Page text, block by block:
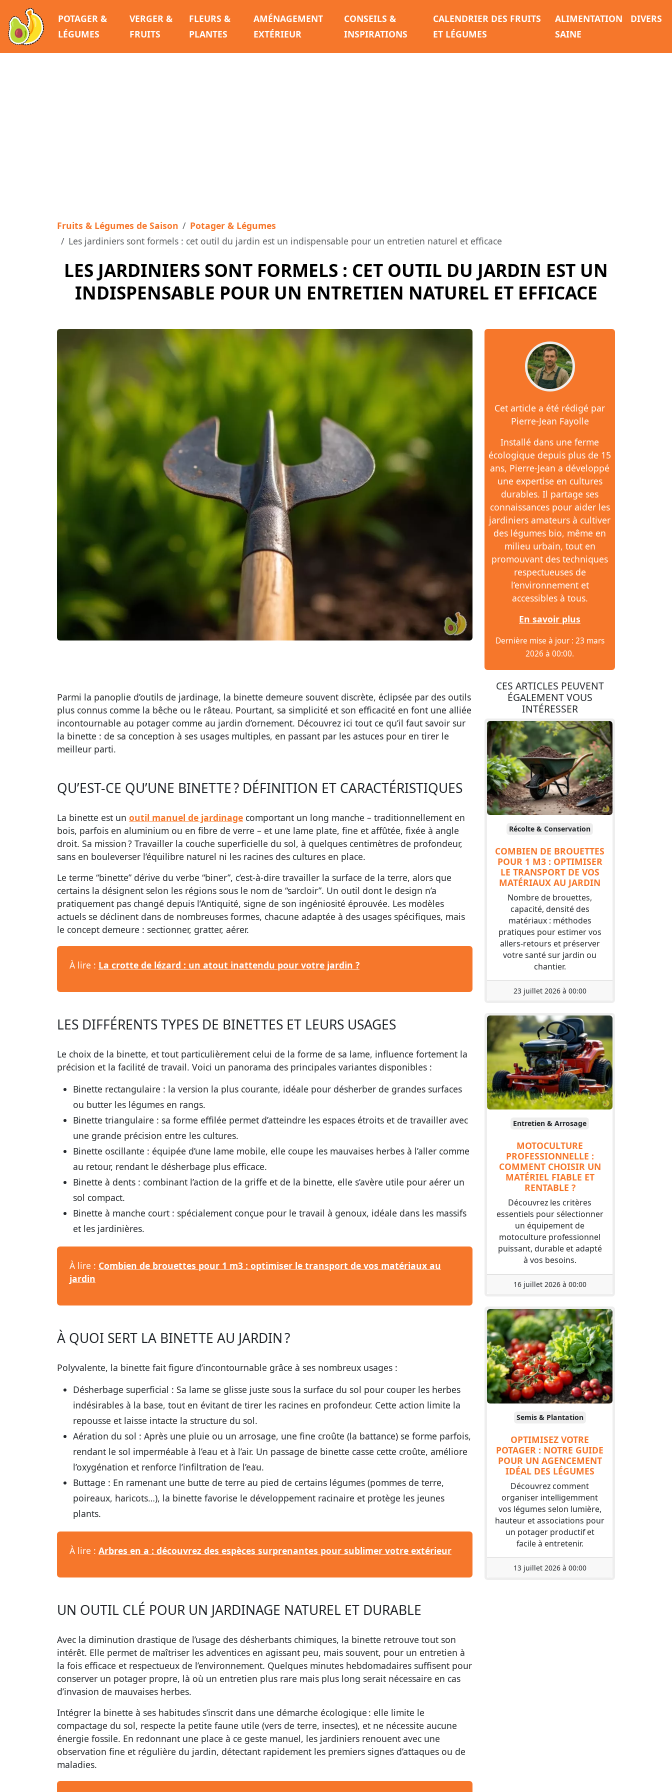
POTAGER &
LÉGUMES
VERGER &
FRUITS
FLEURS &
PLANTES
AMÉNAGEMENT
EXTÉRIEUR
CONSEILS &
INSPIRATIONS
CALENDRIER DES FRUITS
ET LÉGUMES
ALIMENTATION
SAINE
DIVERS
Fruits & Légumes de Saison
Potager & Légumes
Les jardiniers sont formels : cet outil du jardin est un indispensable pour un entretien naturel et efficace
LES JARDINIERS SONT FORMELS : CET OUTIL DU JARDIN EST UN
INDISPENSABLE POUR UN ENTRETIEN NATUREL ET EFFICACE
Parmi la panoplie d’outils de jardinage, la binette demeure souvent discrète, éclipsée par des outils
plus connus comme la bêche ou le râteau. Pourtant, sa simplicité et son efficacité en font une alliée
incontournable au potager comme au jardin d’ornement. Découvrez ici tout ce qu’il faut savoir sur
la binette : de sa conception à ses usages multiples, en passant par les astuces pour en tirer le
meilleur parti.
QU’EST-CE QU’UNE BINETTE ? DÉFINITION ET CARACTÉRISTIQUES
La binette est un outil manuel de jardinage comportant un long manche – traditionnellement en
bois, parfois en aluminium ou en fibre de verre – et une lame plate, fine et affûtée, fixée à angle
droit. Sa mission ? Travailler la couche superficielle du sol, à quelques centimètres de profondeur,
sans en bouleverser l’équilibre naturel ni les racines des cultures en place.
Le terme “binette” dérive du verbe “biner”, c’est-à-dire travailler la surface de la terre, alors que
certains la désignent selon les régions sous le nom de “sarcloir”. Un outil dont le design n’a
pratiquement pas changé depuis l’Antiquité, signe de son ingéniosité éprouvée. Les modèles
actuels se déclinent dans de nombreuses formes, chacune adaptée à des usages spécifiques, mais
le concept demeure : sectionner, gratter, aérer.
À lire : La crotte de lézard : un atout inattendu pour votre jardin ?
LES DIFFÉRENTS TYPES DE BINETTES ET LEURS USAGES
Le choix de la binette, et tout particulièrement celui de la forme de sa lame, influence fortement la
précision et la facilité de travail. Voici un panorama des principales variantes disponibles :
Binette rectangulaire : la version la plus courante, idéale pour désherber de grandes surfaces
ou butter les légumes en rangs.
Binette triangulaire : sa forme effilée permet d’atteindre les espaces étroits et de travailler avec
une grande précision entre les cultures.
Binette oscillante : équipée d’une lame mobile, elle coupe les mauvaises herbes à l’aller comme
au retour, rendant le désherbage plus efficace.
Binette à dents : combinant l’action de la griffe et de la binette, elle s’avère utile pour aérer un
sol compact.
Binette à manche court : spécialement conçue pour le travail à genoux, idéale dans les massifs
et les jardinières.
À lire : Combien de brouettes pour 1 m3 : optimiser le transport de vos matériaux au
jardin
À QUOI SERT LA BINETTE AU JARDIN ?
Polyvalente, la binette fait figure d’incontournable grâce à ses nombreux usages :
Désherbage superficial : Sa lame se glisse juste sous la surface du sol pour couper les herbes
indésirables à la base, tout en évitant de tirer les racines en profondeur. Cette action limite la
repousse et laisse intacte la structure du sol.
Aération du sol : Après une pluie ou un arrosage, une fine croûte (la battance) se forme parfois,
rendant le sol imperméable à l’eau et à l’air. Un passage de binette casse cette croûte, améliore
l’oxygénation et renforce l’infiltration de l’eau.
Buttage : En ramenant une butte de terre au pied de certains légumes (pommes de terre,
poireaux, haricots…), la binette favorise le développement racinaire et protège les jeunes
plants.
À lire : Arbres en a : découvrez des espèces surprenantes pour sublimer votre extérieur
UN OUTIL CLÉ POUR UN JARDINAGE NATUREL ET DURABLE
Avec la diminution drastique de l’usage des désherbants chimiques, la binette retrouve tout son
intérêt. Elle permet de maîtriser les adventices en agissant peu, mais souvent, pour un entretien à
la fois efficace et respectueux de l’environnement. Quelques minutes hebdomadaires suffisent pour
conserver un potager propre, là où un entretien plus rare mais plus long serait nécessaire en cas
d’invasion de mauvaises herbes.
Intégrer la binette à ses habitudes s’inscrit dans une démarche écologique : elle limite le
compactage du sol, respecte la petite faune utile (vers de terre, insectes), et ne nécessite aucune
énergie fossile. En redonnant une place à ce geste manuel, les jardiniers renouent avec une
observation fine et régulière du jardin, détectant rapidement les premiers signes d’attaques ou de
maladies.
Cet article a été rédigé par
Pierre-Jean Fayolle
Installé dans une ferme
écologique depuis plus de 15
ans, Pierre-Jean a développé
une expertise en cultures
durables. Il partage ses
connaissances pour aider les
jardiniers amateurs à cultiver
des légumes bio, même en
milieu urbain, tout en
promouvant des techniques
respectueuses de
l’environnement et
accessibles à tous.
En savoir plus
Dernière mise à jour : 23 mars
2026 à 00:00.
CES ARTICLES PEUVENT
ÉGALEMENT VOUS
INTÉRESSER
Récolte & Conservation
COMBIEN DE BROUETTES
POUR 1 M3 : OPTIMISER
LE TRANSPORT DE VOS
MATÉRIAUX AU JARDIN
Nombre de brouettes,
capacité, densité des
matériaux : méthodes
pratiques pour estimer vos
allers-retours et préserver
votre santé sur jardin ou
chantier.
23 juillet 2026 à 00:00
Entretien & Arrosage
MOTOCULTURE
PROFESSIONNELLE :
COMMENT CHOISIR UN
MATÉRIEL FIABLE ET
RENTABLE ?
Découvrez les critères
essentiels pour sélectionner
un équipement de
motoculture professionnel
puissant, durable et adapté
à vos besoins.
16 juillet 2026 à 00:00
Semis & Plantation
OPTIMISEZ VOTRE
POTAGER : NOTRE GUIDE
POUR UN AGENCEMENT
IDÉAL DES LÉGUMES
Découvrez comment
organiser intelligemment
vos légumes selon lumière,
hauteur et associations pour
un potager productif et
facile à entretenir.
13 juillet 2026 à 00:00